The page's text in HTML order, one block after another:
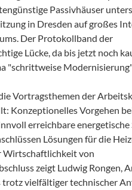
Passivhäuser
in Dresden auf großes
Der Protokollband der
Lücke, da bis jetzt noch
"schrittweise
Vortragsthemen der
Konzeptionelles Vorgehen
erreichbare energetische
Lösungen für die
Wirtschaftlichkeit von
zeigt Ludwig Rongen,
trotz vielfältiger technischer